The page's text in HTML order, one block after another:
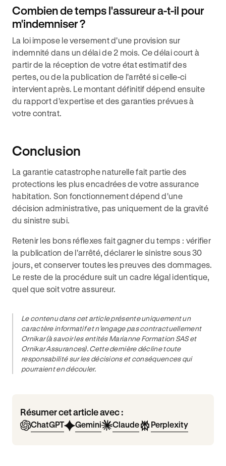
Combien de temps l'assureur a-t-il pour
m'indemniser ?
La loi impose le versement d'une provision sur
indemnité dans un délai de 2 mois. Ce délai court à
partir de la réception de votre état estimatif des
pertes, ou de la publication de l'arrêté si celle-ci
intervient après. Le montant définitif dépend ensuite
du rapport d'expertise et des garanties prévues à
votre contrat.
Conclusion
La garantie catastrophe naturelle fait partie des
protections les plus encadrées de votre assurance
habitation. Son fonctionnement dépend d'une
décision administrative, pas uniquement de la gravité
du sinistre subi.
Retenir les bons réflexes fait gagner du temps : vérifier
la publication de l'arrêté, déclarer le sinistre sous 30
jours, et conserver toutes les preuves des dommages.
Le reste de la procédure suit un cadre légal identique,
quel que soit votre assureur.
Le contenu dans cet article présente uniquement un
caractère informatif et n’engage pas contractuellement
Ornikar (à savoir les entités Marianne Formation SAS et
Ornikar Assurances). Cette dernière décline toute
responsabilité sur les décisions et conséquences qui
pourraient en découler.
Résumer cet article avec :
ChatGPT Gemini Claude Perplexity